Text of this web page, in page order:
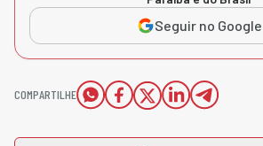
Seguir no Google
COMPARTILHE